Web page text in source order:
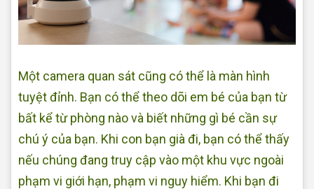
Một camera quan sát cũng có thể là màn hình
tuyệt đỉnh. Bạn có thể theo dõi em bé của bạn từ
bất kể từ phòng nào và biết những gì bé cần sự
chú ý của bạn. Khi con bạn già đi, bạn có thể thấy
nếu chúng đang truy cập vào một khu vực ngoài
phạm vi giới hạn, phạm vi nguy hiểm. Khi bạn đi